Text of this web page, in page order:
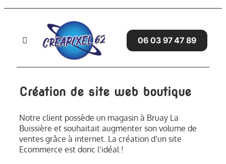
Passer
Toggle
Navigation
SERVICES
06 03 97 47 89
Création de site web boutique
Notre client possède un magasin à Bruay La
Buissière et souhaitait augmenter son volume de
ventes grâce à internet. La création d’un site
Ecommerce est donc l’idéal !